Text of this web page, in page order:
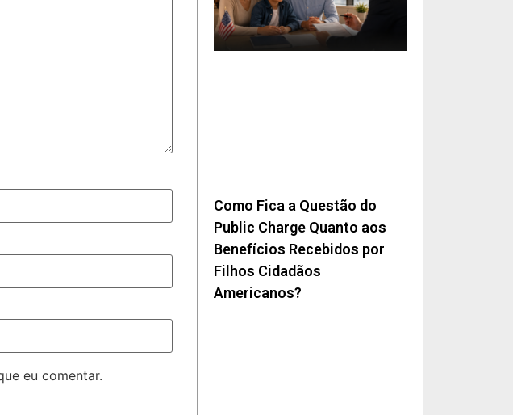
eu comentar.
Como Fica a Questão do
Public Charge Quanto aos
Benefícios Recebidos por
Filhos Cidadãos
Americanos?